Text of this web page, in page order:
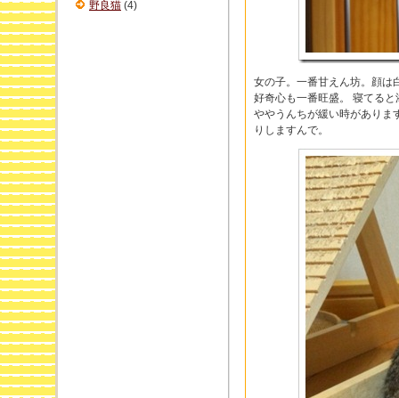
女の子。一番甘えん坊。顔は
好奇心も一番旺盛。 寝てる
ややうんちが緩い時があり
りしますんで。
野良猫 (4)